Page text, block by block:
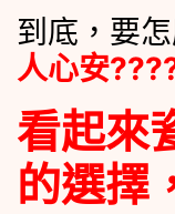
到底，要
人心安
看起來
的選擇